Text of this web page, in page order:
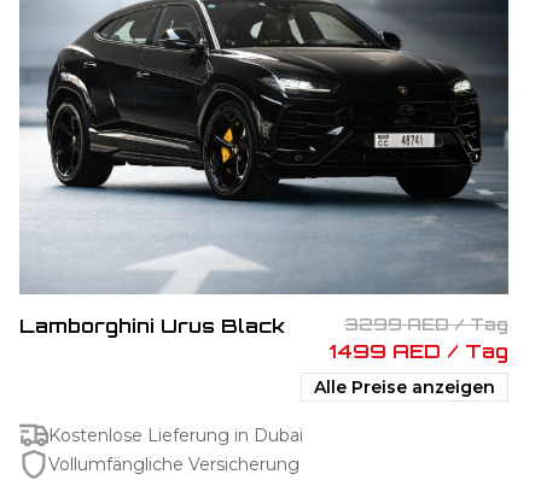
Lamborghini Urus Black 3299 AED / Tag
1499 AED / Tag
Alle Preise anzeigen
Kostenlose Lieferung in Dubai
Vollumfängliche Versicherung